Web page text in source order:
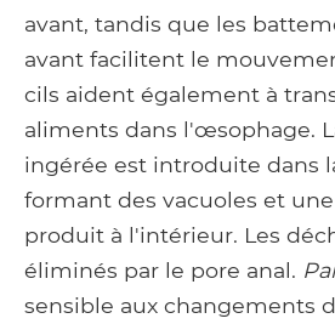
avant, tandis que les
avant facilitent le
cils aident également à
aliments dans l'œsophage.
ingérée est introduite dans
formant des vacuoles et
produit à l'intérieur. Les
éliminés par le pore anal.
sensible aux changements